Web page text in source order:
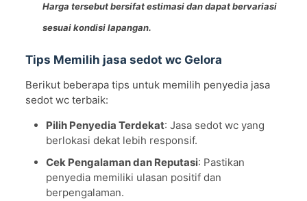
Harga tersebut bersifat estimasi dan dapat bervariasi
sesuai kondisi lapangan.
Tips Memilih jasa sedot wc Gelora
Berikut beberapa tips untuk memilih penyedia jasa
sedot wc terbaik:
Pilih Penyedia Terdekat: Jasa sedot wc yang
berlokasi dekat lebih responsif.
Cek Pengalaman dan Reputasi: Pastikan
penyedia memiliki ulasan positif dan
berpengalaman.